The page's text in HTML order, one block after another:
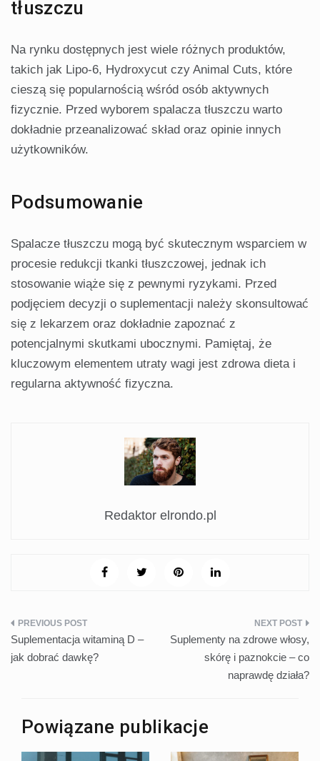
tłuszczu
Na rynku dostępnych jest wiele różnych produktów,
takich jak Lipo-6, Hydroxycut czy Animal Cuts, które
cieszą się popularnością wśród osób aktywnych
fizycznie. Przed wyborem spalacza tłuszczu warto
dokładnie przeanalizować skład oraz opinie innych
użytkowników.
Podsumowanie
Spalacze tłuszczu mogą być skutecznym wsparciem w
procesie redukcji tkanki tłuszczowej, jednak ich
stosowanie wiąże się z pewnymi ryzykami. Przed
podjęciem decyzji o suplementacji należy skonsultować
się z lekarzem oraz dokładnie zapoznać z
potencjalnymi skutkami ubocznymi. Pamiętaj, że
kluczowym elementem utraty wagi jest zdrowa dieta i
regularna aktywność fizyczna.
Redaktor elrondo.pl
Nawigacja
wpisu
Suplementacja witaminą D –
jak dobrać dawkę?
Suplementy na zdrowe włosy,
skórę i paznokcie – co
naprawdę działa?
Powiązane publikacje